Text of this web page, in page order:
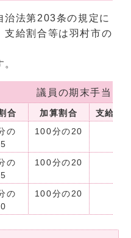
治法第203条の規定に
支給割合等は羽村市の
議員の期末手当
合 加算割合
支給額(
の
100分の20
の
100分の20
の
100分の20